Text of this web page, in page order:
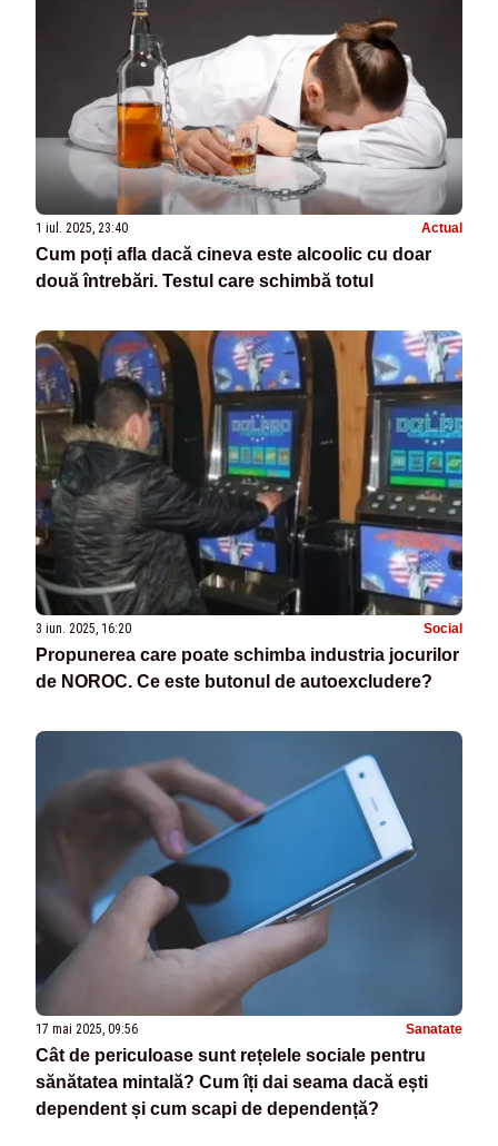
1 iul. 2025, 23:40 Actual
Cum poți afla dacă cineva este alcoolic cu doar
două întrebări. Testul care schimbă totul
3 iun. 2025, 16:20 Social
Propunerea care poate schimba industria jocurilor
de NOROC. Ce este butonul de autoexcludere?
17 mai 2025, 09:56 Sanatate
Cât de periculoase sunt rețelele sociale pentru
sănătatea mintală? Cum îți dai seama dacă ești
dependent și cum scapi de dependență?